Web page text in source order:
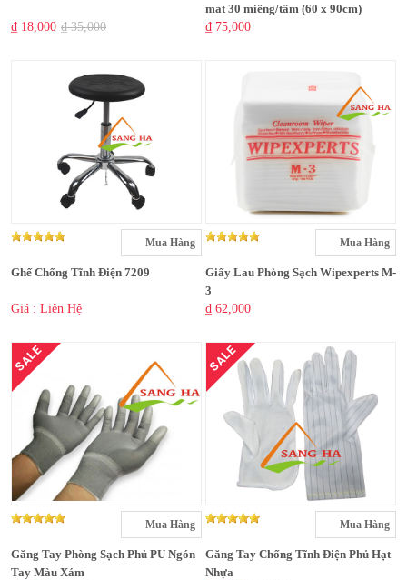
₫ 18,000 ₫ 35,000
mat 30 miếng/tấm (60 x 90cm)
₫ 75,000
Mua Hàng
Ghế Chống Tĩnh Điện 7209
Giá : Liên Hệ
Mua Hàng
Giấy Lau Phòng Sạch Wipexperts M-
3
₫ 62,000
SALE
Mua Hàng
Găng Tay Phòng Sạch Phủ PU Ngón
Tay Màu Xám
SALE
Mua Hàng
Găng Tay Chống Tĩnh Điện Phủ Hạt
Nhựa